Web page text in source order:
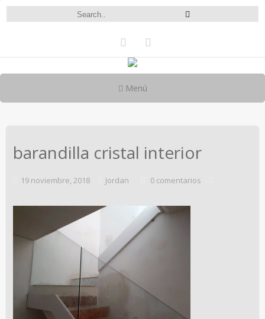
Menú
barandilla cristal interior
19 noviembre, 2018 Jordan 0 comentarios